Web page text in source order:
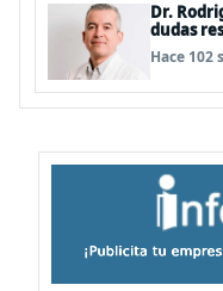
Dr.
dudas
(MPOX)
Hace 102